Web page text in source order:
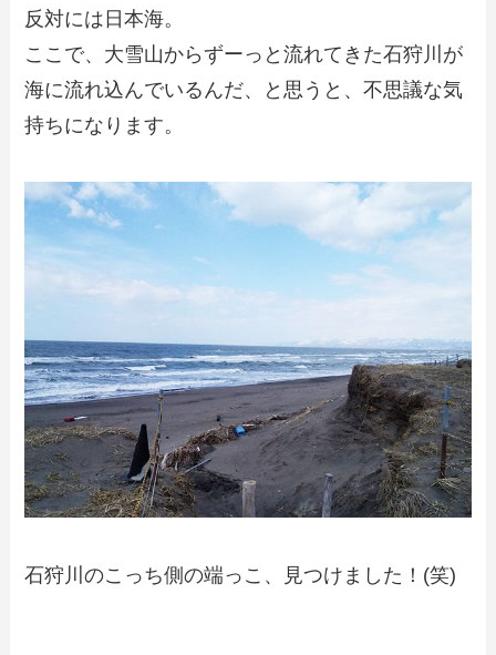
反対には日本海。
ここで、大雪山からずーっと流れてきた石狩川が
海に流れ込んでいるんだ、と思うと、不思議な気
持ちになります。
石狩川のこっち側の端っこ、見つけました！(笑)